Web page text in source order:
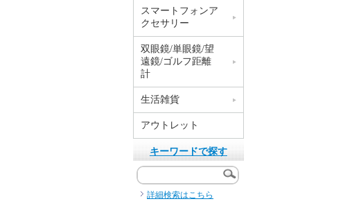
スマートフォンア
クセサリー
双眼鏡/単眼鏡/望
遠鏡/ゴルフ距離
計
生活雑貨
アウトレット
キーワードで探す
詳細検索はこちら